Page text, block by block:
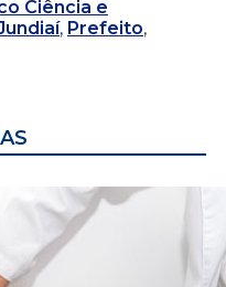
Ciência e
, Prefeito,